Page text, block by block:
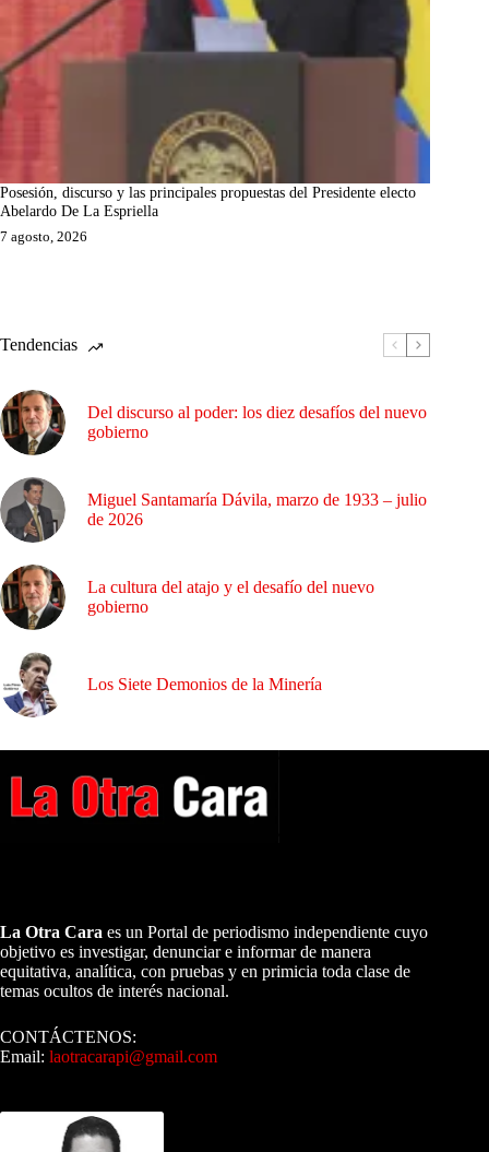
Posesión, discurso y las principales propuestas del Presidente electo
Abelardo De La Espriella
7 agosto, 2026
Tendencias
Del discurso al poder: los diez desafíos del nuevo
gobierno
Miguel Santamaría Dávila, marzo de 1933 – julio
de 2026
La cultura del atajo y el desafío del nuevo
gobierno
Los Siete Demonios de la Minería
La Otra Cara es un Portal de periodismo independiente cuyo
objetivo es investigar, denunciar e informar de manera
equitativa, analítica, con pruebas y en primicia toda clase de
temas ocultos de interés nacional.
CONTÁCTENOS:
Email: laotracarapi@gmail.com